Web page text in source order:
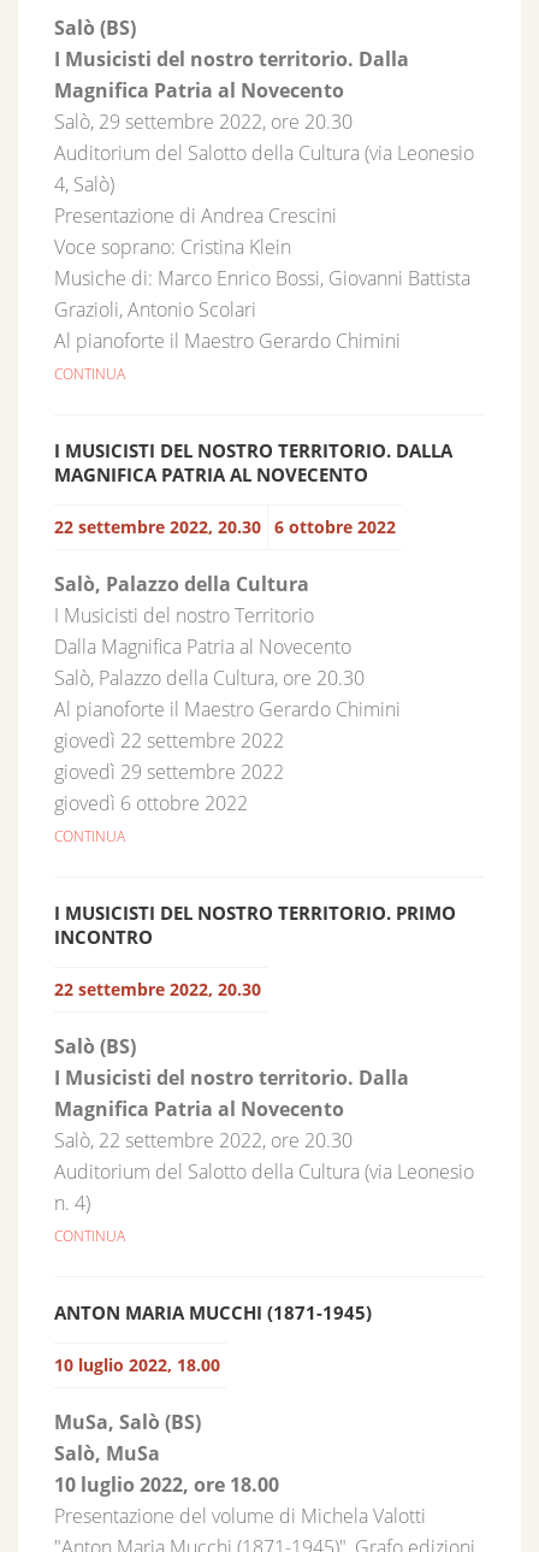
Salò (BS)
I Musicisti del nostro territorio. Dalla
Magnifica Patria al Novecento
Salò, 29 settembre 2022, ore 20.30
Auditorium del Salotto della Cultura (via Leonesio
4, Salò)
Presentazione di Andrea Crescini
Voce soprano: Cristina Klein
Musiche di: Marco Enrico Bossi, Giovanni Battista
Grazioli, Antonio Scolari
Al pianoforte il Maestro Gerardo Chimini
CONTINUA
I MUSICISTI DEL NOSTRO TERRITORIO. DALLA
MAGNIFICA PATRIA AL NOVECENTO
22 settembre 2022, 20.30 6 ottobre 2022
Salò, Palazzo della Cultura
I Musicisti del nostro Territorio
Dalla Magnifica Patria al Novecento
Salò, Palazzo della Cultura, ore 20.30
Al pianoforte il Maestro Gerardo Chimini
giovedì 22 settembre 2022
giovedì 29 settembre 2022
giovedì 6 ottobre 2022
CONTINUA
I MUSICISTI DEL NOSTRO TERRITORIO. PRIMO
INCONTRO
22 settembre 2022, 20.30
Salò (BS)
I Musicisti del nostro territorio. Dalla
Magnifica Patria al Novecento
Salò, 22 settembre 2022, ore 20.30
Auditorium del Salotto della Cultura (via Leonesio
n. 4)
CONTINUA
ANTON MARIA MUCCHI (1871-1945)
10 luglio 2022, 18.00
MuSa, Salò (BS)
Salò, MuSa
10 luglio 2022, ore 18.00
Presentazione del volume di Michela Valotti